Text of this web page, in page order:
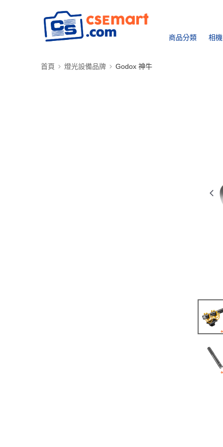
商品分類 相
首頁 燈光設備品牌 Godox 神牛